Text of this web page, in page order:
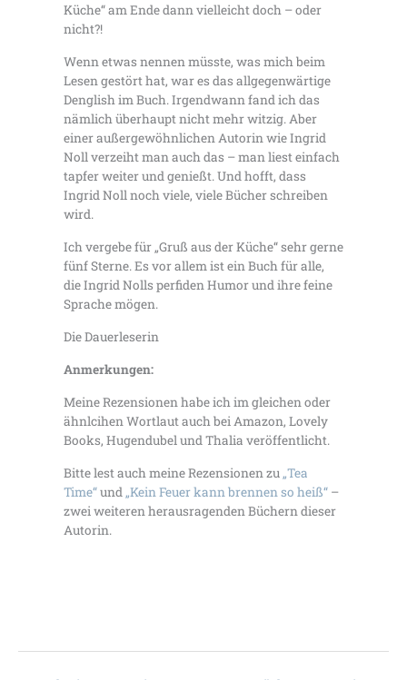
Küche“ am Ende dann vielleicht doch – oder
nicht?!
Wenn etwas nennen müsste, was mich beim
Lesen gestört hat, war es das allgegenwärtige
Denglish im Buch. Irgendwann fand ich das
nämlich überhaupt nicht mehr witzig. Aber
einer außergewöhnlichen Autorin wie Ingrid
Noll verzeiht man auch das – man liest einfach
tapfer weiter und genießt. Und hofft, dass
Ingrid Noll noch viele, viele Bücher schreiben
wird.
Ich vergebe für „Gruß aus der Küche“ sehr gerne
fünf Sterne. Es vor allem ist ein Buch für alle,
die Ingrid Nolls perfiden Humor und ihre feine
Sprache mögen.
Die Dauerleserin
Anmerkungen:
Meine Rezensionen habe ich im gleichen oder
ähnlcihen Wortlaut auch bei Amazon, Lovely
Books, Hugendubel und Thalia veröffentlicht.
Bitte lest auch meine Rezensionen zu„Tea
Time“und„Kein Feuer kann brennen so heiß“ –
zwei weiteren herausragenden Büchern dieser
Autorin.